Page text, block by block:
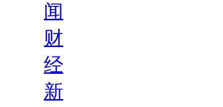
闻
财
经
新